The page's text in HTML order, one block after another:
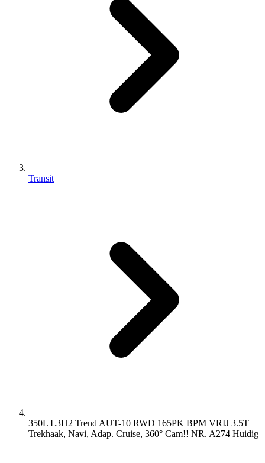
Transit
350L L3H2 Trend AUT-10 RWD 165PK BPM VRIJ 3.5T
Trekhaak, Navi, Adap. Cruise, 360° Cam!! NR. A274 Huidig